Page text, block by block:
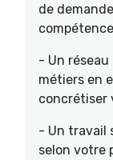
de
- Un
métiers en
concrétiser
- Un travail
selon votre